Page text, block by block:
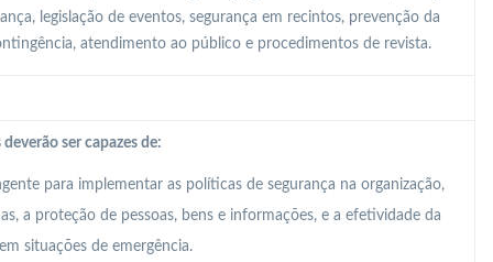
legislação de eventos, segurança em recintos, prevenção da
atendimento ao público e procedimentos de revista.
ser capazes de:
para implementar as políticas de segurança na organização,
a proteção de pessoas, bens e informações, e a efetividade da
situações de emergência.